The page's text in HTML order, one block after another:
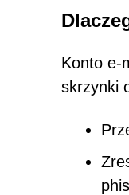
Konto e-
skrzynki